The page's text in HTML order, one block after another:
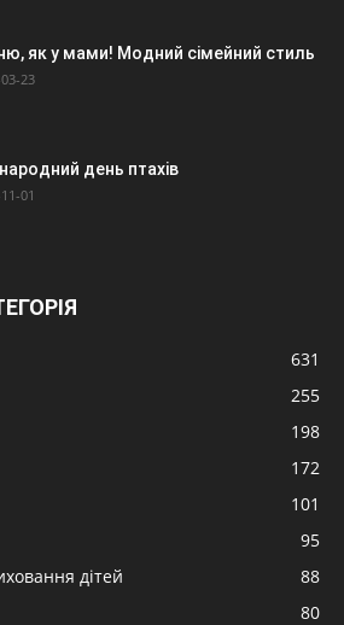
як у мами! Модний сімейний стиль
23
день птахів
01
631
255
198
172
101
95
дітей
88
80